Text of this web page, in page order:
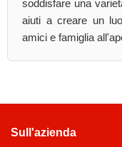
soddisfare una
aiuti a creare un
amici e famiglia
Sull'azienda